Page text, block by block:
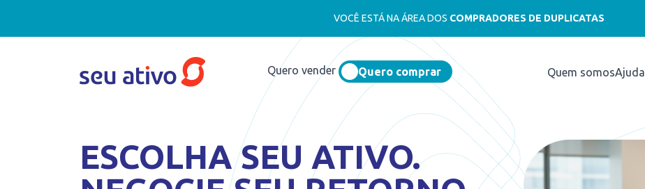
VOCÊ ESTÁ NA ÁREA DOS COMPRADORES DE DUPLICATAS
Quero vender Quero comprar Quem somosAjuda
ESCOLHA SEU ATIVO.